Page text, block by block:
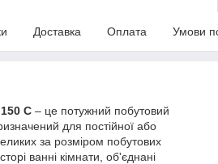
Доставка Оплата Умови
С – це потужний побутовий
для постійної або
за розміром побутових
ванні кімнати, об'єднані